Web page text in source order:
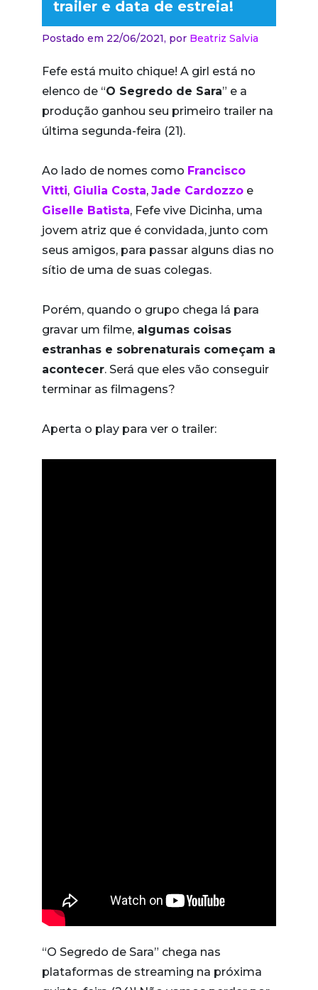
trailer e data de estreia!
Postado em 22/06/2021, por Beatriz Salvia
Fefe está muito chique! A girl está no
elenco de “O Segredo de Sara” e a
produção ganhou seu primeiro trailer na
última segunda-feira (21).
Ao lado de nomes como Francisco
Vitti, Giulia Costa, Jade Cardozzo e
Giselle Batista, Fefe vive Dicinha, uma
jovem atriz que é convidada, junto com
seus amigos, para passar alguns dias no
sítio de uma de suas colegas.
Porém, quando o grupo chega lá para
gravar um filme, algumas coisas
estranhas e sobrenaturais começam a
acontecer. Será que eles vão conseguir
terminar as filmagens?
Aperta o play para ver o trailer:
“O Segredo de Sara” chega nas
plataformas de streaming na próxima